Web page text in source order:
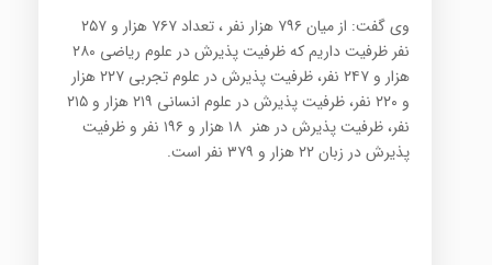
وی گفت: از میان ۷۹۶ هزار نفر ، تعداد ۷۶۷ هزار و ۲۵۷
نفر ظرفیت داریم که ظرفیت پذیرش در علوم ریاضی ۲۸۰
هزار و ۲۴۷ نفر، ظرفیت پذیرش در علوم تجربی ۲۲۷ هزار
و ۲۲۰ نفر، ظرفیت پذیرش در علوم انسانی ۲۱۹ هزار و ۲۱۵
نفر، ظرفیت پذیرش در هنر ۱۸ هزار و ۱۹۶ نفر و ظرفیت
پذیرش در زبان ۲۲ هزار و ۳۷۹ نفر است.